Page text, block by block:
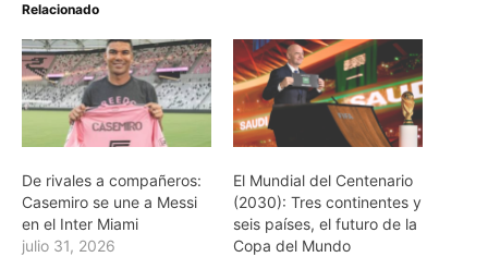
Relacionado
De rivales a compañeros:
Casemiro se une a Messi
en el Inter Miami
julio 31, 2026
El Mundial del Centenario
(2030): Tres continentes y
seis países, el futuro de la
Copa del Mundo